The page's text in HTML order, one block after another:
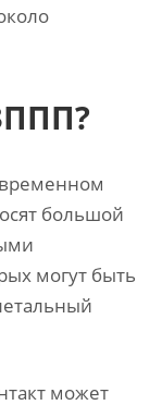
большой
могут быть
может